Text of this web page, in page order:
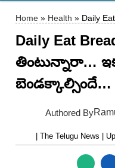
Home » Health » Daily
Daily Eat
తింటున్నారా…
బెండక్కాల్సిందే…
Authored By
| The Telugu News |